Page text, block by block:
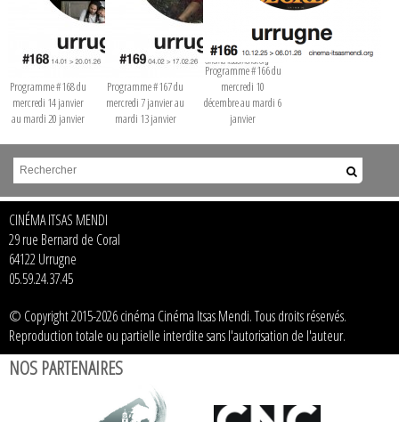
Programme #168 du
mercredi 14 janvier
au mardi 20 janvier
Programme #167 du
mercredi 7 janvier au
mardi 13 janvier
Programme #166 du
mercredi 10
décembre au mardi 6
janvier
CINÉMA ITSAS MENDI
29 rue Bernard de Coral
64122 Urrugne
05.59.24.37.45
© Copyright 2015-2026 cinéma Cinéma Itsas Mendi. Tous droits réservés.
Reproduction totale ou partielle interdite sans l'autorisation de l'auteur.
NOS PARTENAIRES